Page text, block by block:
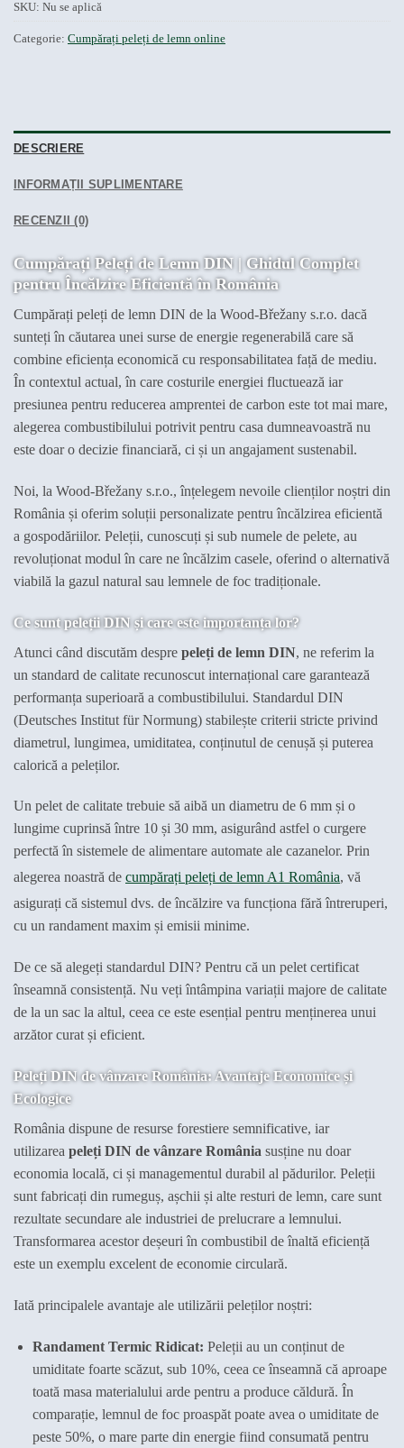
SKU: Nu se aplică
Categorie: Cumpărați peleți de lemn online
DESCRIERE
INFORMAȚII SUPLIMENTARE
RECENZII (0)
Cumpărați Peleți de Lemn DIN | Ghidul Complet
pentru Încălzire Eficientă în România
Cumpărați peleți de lemn DIN de la Wood-Břežany s.r.o. dacă
sunteți în căutarea unei surse de energie regenerabilă care să
combine eficiența economică cu responsabilitatea față de mediu.
În contextul actual, în care costurile energiei fluctuează iar
presiunea pentru reducerea amprentei de carbon este tot mai mare,
alegerea combustibilului potrivit pentru casa dumneavoastră nu
este doar o decizie financiară, ci și un angajament sustenabil.
Noi, la Wood-Břežany s.r.o., înțelegem nevoile clienților noștri din
România și oferim soluții personalizate pentru încălzirea eficientă
a gospodăriilor. Peleții, cunoscuți și sub numele de pelete, au
revoluționat modul în care ne încălzim casele, oferind o alternativă
viabilă la gazul natural sau lemnele de foc tradiționale.
Ce sunt peleții DIN și care este importanța lor?
Atunci când discutăm despre peleți de lemn DIN, ne referim la
un standard de calitate recunoscut internațional care garantează
performanța superioară a combustibilului. Standardul DIN
(Deutsches Institut für Normung) stabilește criterii stricte privind
diametrul, lungimea, umiditatea, conținutul de cenușă și puterea
calorică a peleților.
Un pelet de calitate trebuie să aibă un diametru de 6 mm și o
lungime cuprinsă între 10 și 30 mm, asigurând astfel o curgere
perfectă în sistemele de alimentare automate ale cazanelor. Prin
alegerea noastră de cumpărați peleți de lemn A1 România, vă
asigurați că sistemul dvs. de încălzire va funcționa fără întreruperi,
cu un randament maxim și emisii minime.
De ce să alegeți standardul DIN? Pentru că un pelet certificat
înseamnă consistență. Nu veți întâmpina variații majore de calitate
de la un sac la altul, ceea ce este esențial pentru menținerea unui
arzător curat și eficient.
Peleți DIN de vânzare România: Avantaje Economice și
Ecologice
România dispune de resurse forestiere semnificative, iar
utilizarea peleți DIN de vânzare România susține nu doar
economia locală, ci și managementul durabil al pădurilor. Peleții
sunt fabricați din rumeguș, așchii și alte resturi de lemn, care sunt
rezultate secundare ale industriei de prelucrare a lemnului.
Transformarea acestor deșeuri în combustibil de înaltă eficiență
este un exemplu excelent de economie circulară.
Iată principalele avantaje ale utilizării peleților noștri:
Randament Termic Ridicat: Peleții au un conținut de
umiditate foarte scăzut, sub 10%, ceea ce înseamnă că aproape
toată masa materialului arde pentru a produce căldură. În
comparație, lemnul de foc proaspăt poate avea o umiditate de
peste 50%, o mare parte din energie fiind consumată pentru